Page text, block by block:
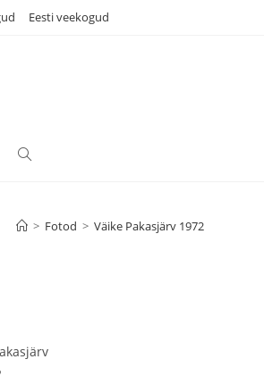
Eesti veekogud
TOGGLE
> Fotod > Väike Pakasjärv 1972